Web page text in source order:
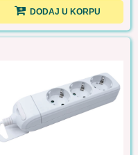
DODAJ U KORPU